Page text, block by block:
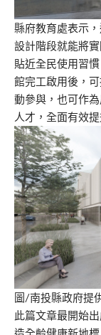
縣府教育處表示
設計階段就能將
貼近全民使用習
館完工啟用後，
動參與，也可作
人才，全面有效
圖/南投縣政府提
此篇文章最開始